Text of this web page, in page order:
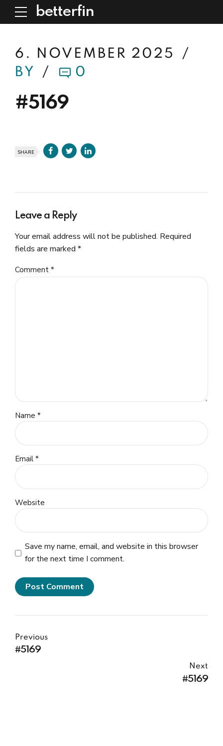
betterfin
6. NOVEMBER 2025
BY
0
#5169
SHARE
Leave a Reply
Your email address will not be published. Required
fields are marked *
Comment *
Name *
Email *
Website
Save my name, email, and website in this browser
for the next time I comment.
Post Comment
Previous
#5169
Next
#5169